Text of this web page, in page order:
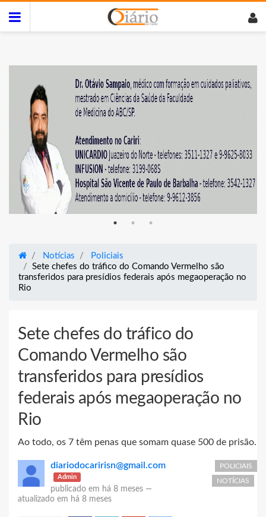
Notícias
Policiais
Sete chefes do tráfico do Comando Vermelho são
transferidos para presídios federais após megaoperação no
Rio
Sete chefes do tráfico do
Comando Vermelho são
transferidos para presídios
federais após megaoperação no
Rio
Ao todo, os 7 têm penas que somam quase 500 de prisão.
diariodocaririsn@gmail.com
Admin
publicado em há 8 meses —
atualizado em há 8 meses
POLICIAIS
NOTÍCIAS